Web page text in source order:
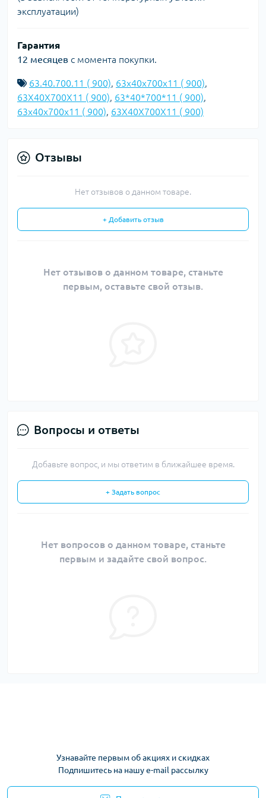
эксплуатации)
Гарантия
12 месяцев с момента покупки.
63.40.700.11 ( 900), 63x40x700x11 ( 900),
63X40X700X11 ( 900), 63*40*700*11 ( 900),
63х40х700х11 ( 900), 63Х40Х700Х11 ( 900)
Отзывы
Нет отзывов о данном товаре.
+ Добавить отзыв
Нет отзывов о данном товаре, станьте
первым, оставьте свой отзыв.
Вопросы и ответы
Добавьте вопрос, и мы ответим в ближайшее время.
+ Задать вопрос
Нет вопросов о данном товаре, станьте
первым и задайте свой вопрос.
Узнавайте первым об акциях и скидках
Подпишитесь на нашу e-mail рассылку